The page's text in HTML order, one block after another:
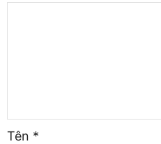
Tên *